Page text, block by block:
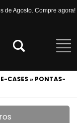
de Agosto. Compre agora!
CASES » PONTAS-